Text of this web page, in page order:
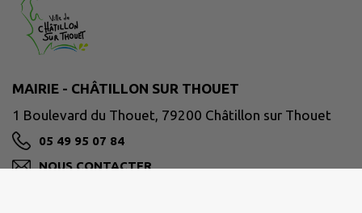
MAIRIE - CHÂTILLON SUR THOUET
1 Boulevard du Thouet, 79200 Châtillon sur Thouet
05 49 95 07 84
NOUS CONTACTER